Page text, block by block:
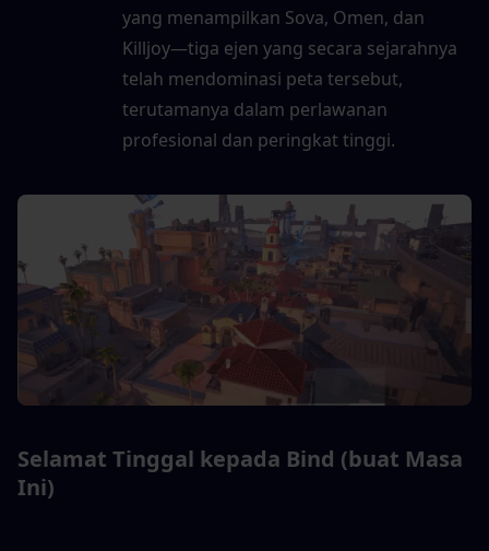
yang menampilkan Sova, Omen, dan
Killjoy—tiga ejen yang secara sejarahnya
telah mendominasi peta tersebut,
terutamanya dalam perlawanan
profesional dan peringkat tinggi.
Selamat Tinggal kepada Bind (buat Masa
Ini)